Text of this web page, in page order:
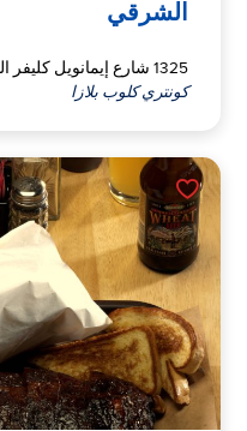
الشرقي
1325 شارع إيمانويل كليفر الثاني،
كونتري كلوب بلازا